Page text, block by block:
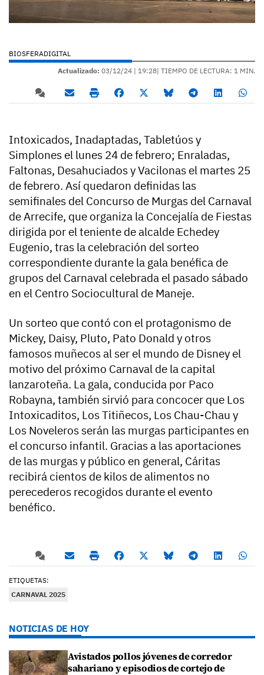
BIOSFERADIGITAL
Actualizado: 03/12/24 | 19:28| TIEMPO DE LECTURA: 1 MIN.
Intoxicados, Inadaptadas, Tabletúos y
Simplones el lunes 24 de febrero; Enraladas,
Faltonas, Desahuciados y Vacilonas el martes 25
de febrero. Así quedaron definidas las
semifinales del Concurso de Murgas del Carnaval
de Arrecife, que organiza la Concejalía de Fiestas
dirigida por el teniente de alcalde Echedey
Eugenio, tras la celebración del sorteo
correspondiente durante la gala benéfica de
grupos del Carnaval celebrada el pasado sábado
en el Centro Sociocultural de Maneje.
Un sorteo que contó con el protagonismo de
Mickey, Daisy, Pluto, Pato Donald y otros
famosos muñecos al ser el mundo de Disney el
motivo del próximo Carnaval de la capital
lanzaroteña. La gala, conducida por Paco
Robayna, también sirvió para concocer que Los
Intoxicaditos, Los Titiñecos, Los Chau-Chau y
Los Noveleros serán las murgas participantes en
el concurso infantil. Gracias a las aportaciones
de las murgas y público en general, Cáritas
recibirá cientos de kilos de alimentos no
perecederos recogidos durante el evento
benéfico.
ETIQUETAS:
CARNAVAL 2025
NOTICIAS DE HOY
Avistados pollos jóvenes de corredor
sahariano y episodios de cortejo de